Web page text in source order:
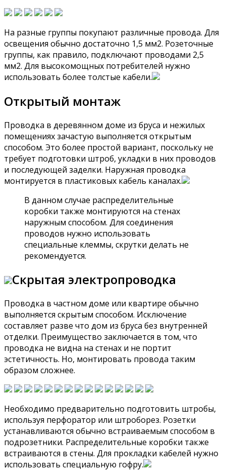
На разные группы покупают различные провода. Для
освещения обычно достаточно 1,5 мм2. Розеточные
группы, как правило, подключают проводами 2,5
мм2. Для высокомощных потребителей нужно
использовать более толстые кабели.
Открытый монтаж
Проводка в деревянном доме из бруса и нежилых
помещениях зачастую выполняется открытым
способом. Это более простой вариант, поскольку не
требует подготовки штроб, укладки в них проводов
и последующей заделки. Наружная проводка
монтируется в пластиковых кабель каналах.
В данном случае распределительные
коробки также монтируются на стенах
наружным способом. Для соединения
проводов нужно использовать
специальные клеммы, скрутки делать не
рекомендуется.
Скрытая электропроводка
Проводка в частном доме или квартире обычно
выполняется скрытым способом. Исключение
составляет разве что дом из бруса без внутренней
отделки. Преимущество заключается в том, что
проводка не видна на стенах и не портит
эстетичность. Но, монтировать провода таким
образом сложнее.
Необходимо предварительно подготовить штробы,
используя перфоратор или штроборез. Розетки
устанавливаются обычно встраиваемым способом в
подрозетники. Распределительные коробки также
встраиваются в стены. Для прокладки кабелей нужно
использовать специальную гофру.